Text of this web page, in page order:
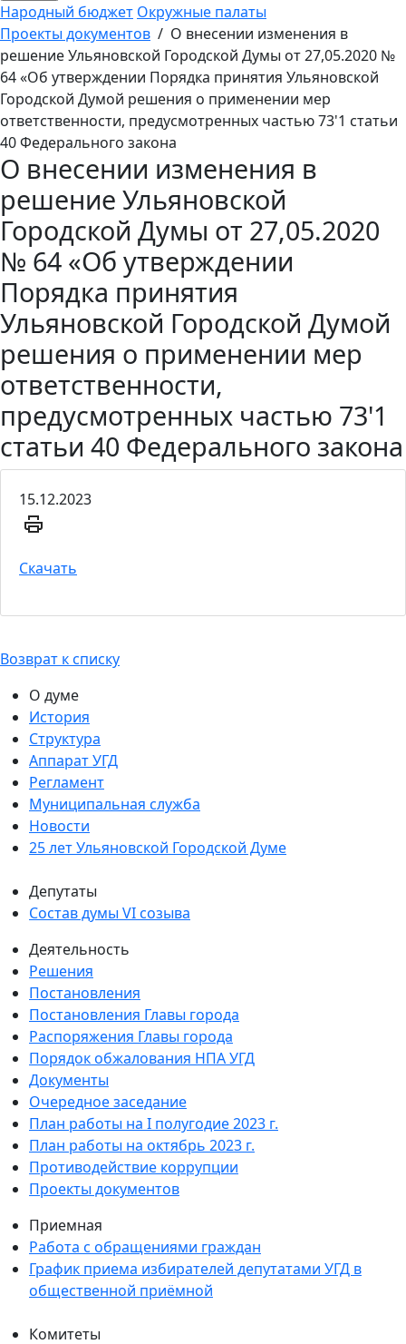
Народный бюджет Окружные палаты
Проекты документов / О внесении изменения в
решение Ульяновской Городской Думы от 27,05.2020 №
64 «Об утверждении Порядка принятия Ульяновской
Городской Думой решения о применении мер
ответственности, предусмотренных частью 73'1 статьи
40 Федерального закона
О внесении изменения в
решение Ульяновской
Городской Думы от 27,05.2020
№ 64 «Об утверждении
Порядка принятия
Ульяновской Городской Думой
решения о применении мер
ответственности,
предусмотренных частью 73'1
статьи 40 Федерального закона
15.12.2023
Скачать
Возврат к списку
О думе
История
Структура
Аппарат УГД
Регламент
Муниципальная служба
Новости
25 лет Ульяновской Городской Думе
Депутаты
Состав думы VI созыва
Деятельность
Решения
Постановления
Постановления Главы города
Распоряжения Главы города
Порядок обжалования НПА УГД
Документы
Очередное заседание
План работы на I полугодие 2023 г.
План работы на октябрь 2023 г.
Противодействие коррупции
Проекты документов
Приемная
Работа с обращениями граждан
График приема избирателей депутатами УГД в
общественной приёмной
Комитеты